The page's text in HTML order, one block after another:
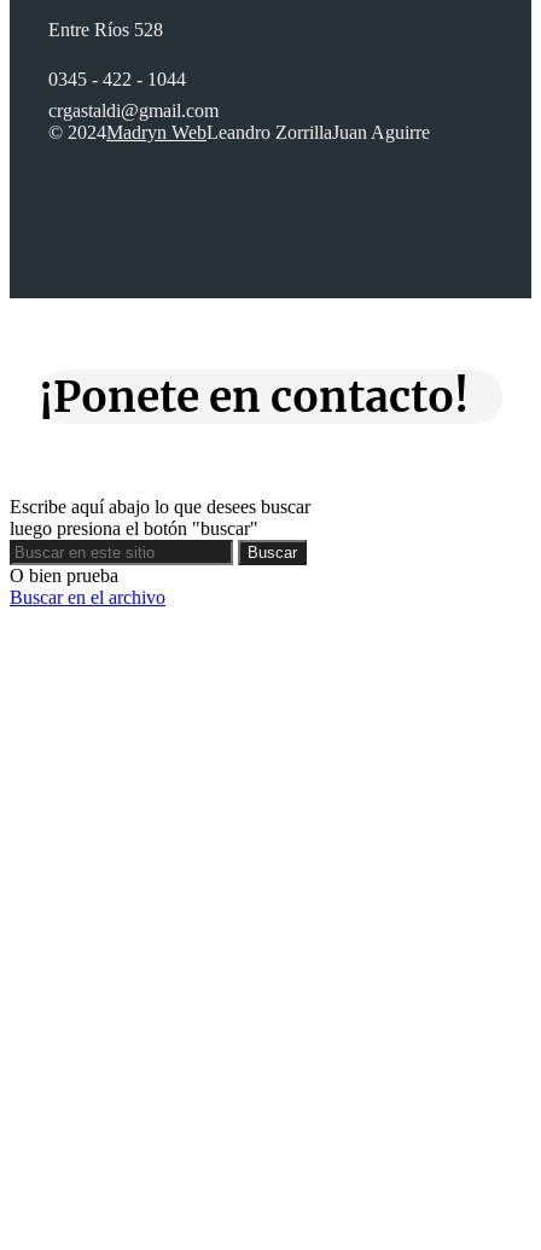
Entre Ríos 528
0345 - 422 - 1044
crgastaldi@gmail.com
© 2024Madryn WebLeandro ZorrillaJuan Aguirre
¡Ponete en contacto!
Escribe aquí abajo lo que desees buscar
luego presiona el botón "buscar"
Buscar
Buscar
O bien prueba
Buscar en el archivo